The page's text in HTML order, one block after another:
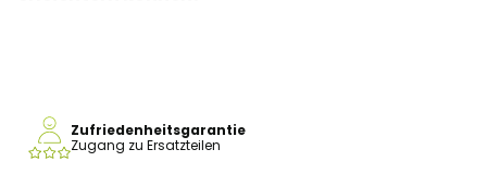
Zufriedenheitsgarantie
Zugang zu Ersatzteilen